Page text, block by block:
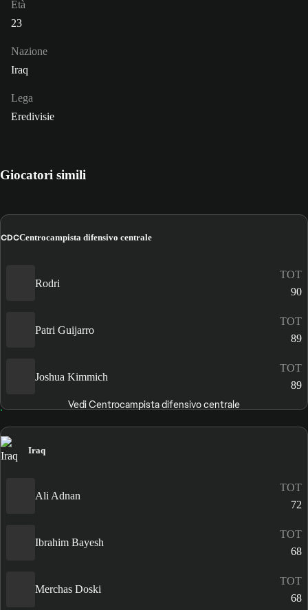
Età
23
Nazione
Iraq
Lega
Eredivisie
Giocatori simili
CDCCentrocampista difensivo centrale
Rodri
TOT
90
Patri Guijarro
TOT
89
Joshua Kimmich
TOT
89
Vedi Centrocampista difensivo centrale
Iraq
Ali Adnan
TOT
72
Ibrahim Bayesh
TOT
68
Merchas Doski
TOT
68